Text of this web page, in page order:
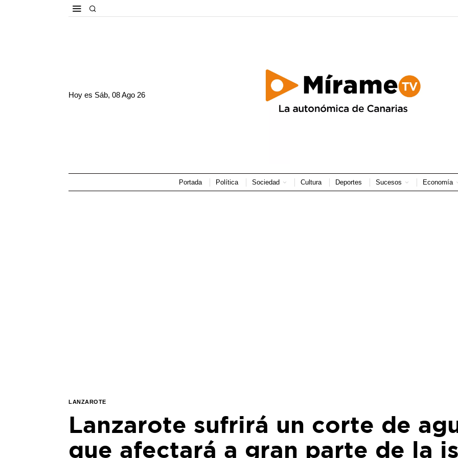
Hoy es Sáb, 08 Ago 26
Portada Política Sociedad Cultura Deportes Sucesos Economía
LANZAROTE
Lanzarote sufrirá un corte de
que afectará a gran parte de la